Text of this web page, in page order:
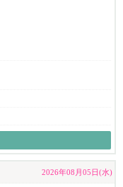
2026年08月05日(水)